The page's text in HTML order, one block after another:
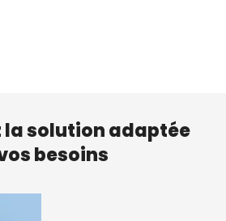
la solution adaptée
besoins